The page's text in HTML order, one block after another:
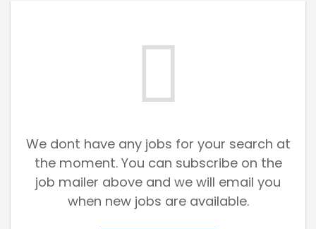
We dont have any jobs for your search at
the moment. You can subscribe on the
job mailer above and we will email you
when new jobs are available.